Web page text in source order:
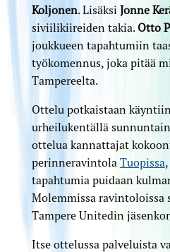
Koljonen. Lisäksi Jonne
siviilikiireiden takia.Otto
joukkueen tapahtumiin
työkomennus, joka pitää
Tampereelta.
Ottelu potkaistaan
urheilukentällä
ottelua kannattajat
perinneravintola Tuopissa
tapahtumia puidaan
Molemmissa ravintoloissa
Tampere Unitedin
Itse ottelussa palveluista